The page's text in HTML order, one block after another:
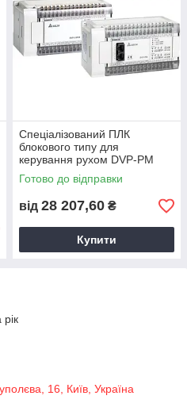
Спеціалізований ПЛК
блокового типу для
керування рухом DVP-PM
Готово до відправки
від 28 207,60 ₴
Купити
16, Київ, Україна